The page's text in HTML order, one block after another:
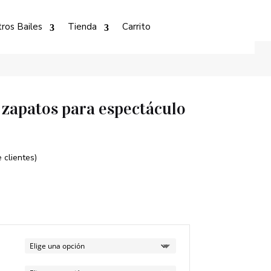
Bailes Tienda Carrito
para espectáculo
clientes)